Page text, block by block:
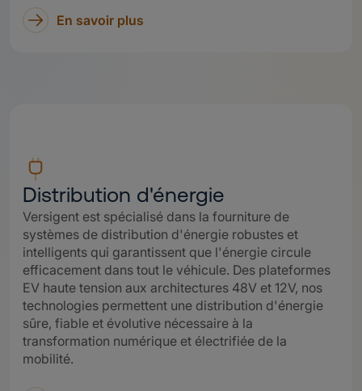
En savoir plus
Distribution d'énergie
Versigent est spécialisé dans la fourniture de
systèmes de distribution d'énergie robustes et
intelligents qui garantissent que l'énergie circule
efficacement dans tout le véhicule. Des plateformes
EV haute tension aux architectures 48V et 12V, nos
technologies permettent une distribution d'énergie
sûre, fiable et évolutive nécessaire à la
transformation numérique et électrifiée de la
mobilité.